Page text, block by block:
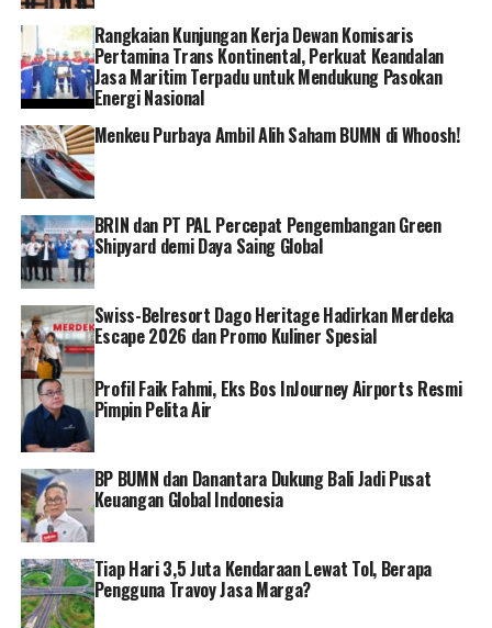
Sebagai tindak lanjut dari kegiatan ini, perwakilan para
pesulam suji akan didatangkan pada pameran di Sarinah
Jakarta untuk memasarkan produknya langsung. Selain
itu para pengrajin dapat melakukan pemasaran digital
menggunakan handphone mereka.
“Pesulam suji harus mendaftarkan produk-produknya di
website Padi UMKM terlebih dahulu. Dengan pelatihan
ini diharapkan terus mendorong para pesulam untuk
melek terhadap teknologi,” jelas Mery Andriati Surya,
Kepala Departemen Komunikasi dan Literasi PT
Pegadaian.
Kegiatan pelatihan yang diikuti oleh 22 orang pengrajin
sulam suji mendapatkan ilmu dan pengalaman baru
melalui praktik pembuatan akun di E-Commerce, di
antaranya membuat konten pemasaran dan tips-tips
untuk menarik minat para pembeli. Melalui 4 pilar focus
program TJSL yang salah satunya Pilar Ekonomi, PT
Pegadaian berkomitmen untuk mendampingi para
UMKM untuk lebih berkembang, mandiri dan menjadi
UMKM naik kelas di tahun 2023. []
Rangkaian Kunjungan Kerja Dewan Komisaris
Pertamina Trans Kontinental, Perkuat Keandalan
Jasa Maritim Terpadu untuk Mendukung Pasokan
Energi Nasional
Menkeu Purbaya Ambil Alih Saham BUMN di Whoosh!
BRIN dan PT PAL Percepat Pengembangan Green
Shipyard demi Daya Saing Global
Swiss-Belresort Dago Heritage Hadirkan Merdeka
Escape 2026 dan Promo Kuliner Spesial
Profil Faik Fahmi, Eks Bos InJourney Airports Resmi
Pimpin Pelita Air
BP BUMN dan Danantara Dukung Bali Jadi Pusat
Keuangan Global Indonesia
Tiap Hari 3,5 Juta Kendaraan Lewat Tol, Berapa
Pengguna Travoy Jasa Marga?